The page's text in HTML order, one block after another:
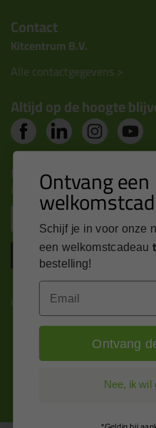
Contact
Kitcentrum B.V.
Alle contactgegevens >
Altijd op de hoogte
Nieuws, tips en exclusieve
inbox
Kitcentrum is trots op:
Ontvang een
Schijf je in voor onze
een welkomstcadeau
bestelling!
Email
Ontvang
Nee, ik wil